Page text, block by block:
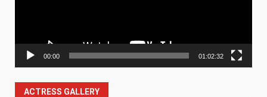
00:00 01:02:32
ACTRESS GALLERY